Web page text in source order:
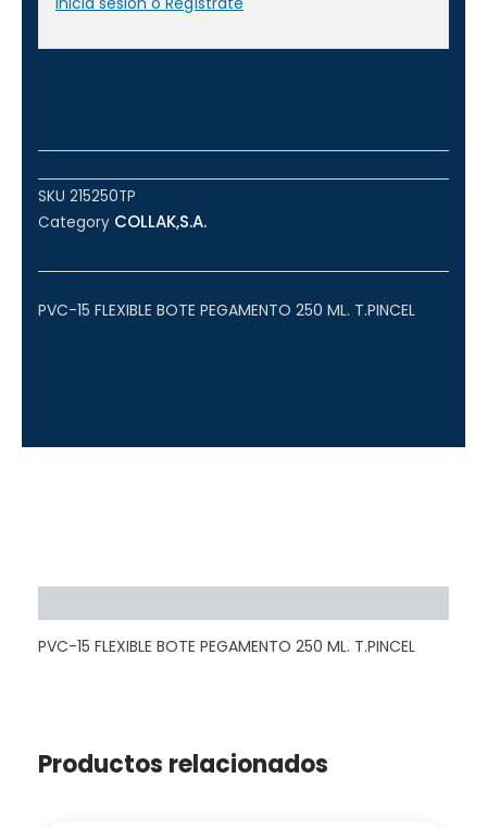
SKU 215250TP
Category COLLAK,S.A.
PVC-15 FLEXIBLE BOTE PEGAMENTO 250 ML. T.PINCEL
PVC-15 FLEXIBLE BOTE PEGAMENTO 250 ML. T.PINCEL
Productos relacionados